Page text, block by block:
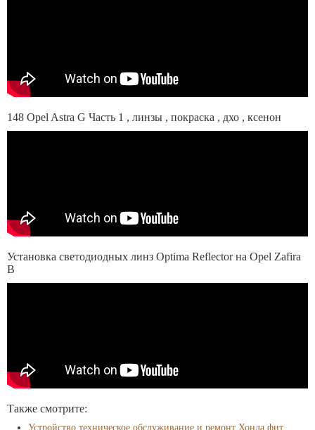
148 Opel Astra G Часть 1 , линзы , покраска , дхо , ксенон
Установка светодиодных линз Optima Reflector на Opel Zafira
B
Также смотрите:
Устройство техническое обслуживание и ремонт Хонда фит